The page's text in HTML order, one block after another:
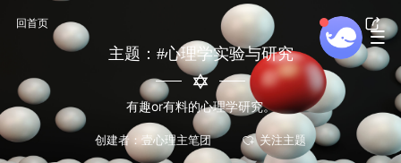
回首页
主题：#心理学实验与研究
有趣or有料的心理学研究。
创建者：壹心理主笔团